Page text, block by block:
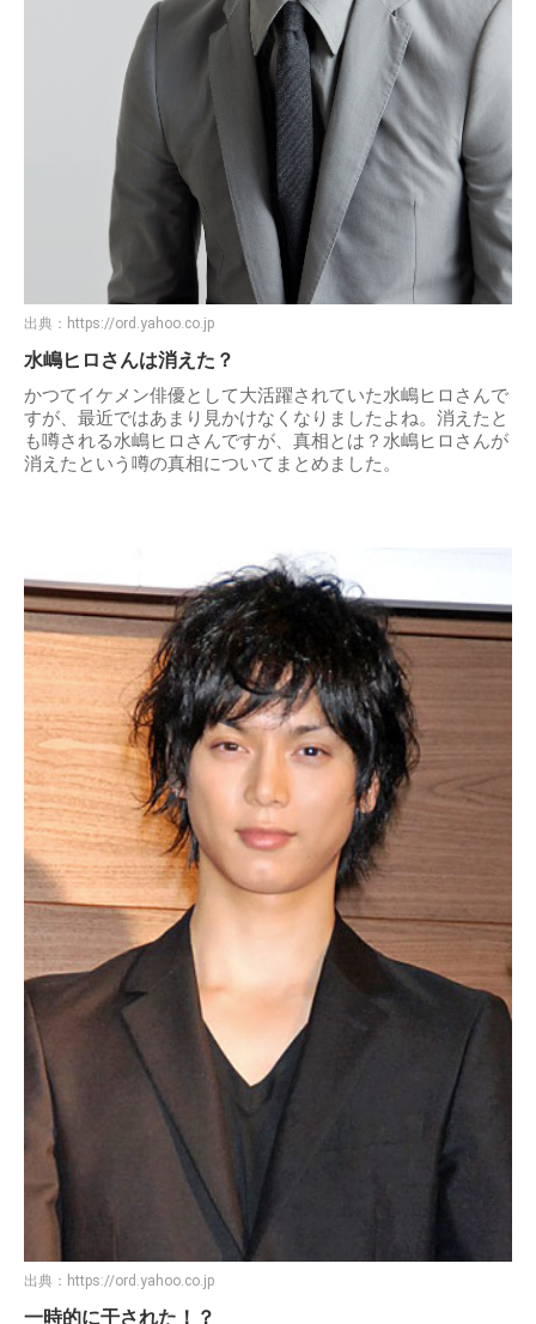
出典： https://ord.yahoo.co.jp
水嶋ヒロさんは消えた？
かつてイケメン俳優として大活躍されていた水嶋ヒロさんで
すが、最近ではあまり見かけなくなりましたよね。消えたと
も噂される水嶋ヒロさんですが、真相とは？水嶋ヒロさんが
消えたという噂の真相についてまとめました。
出典： https://ord.yahoo.co.jp
一時的に干された！？